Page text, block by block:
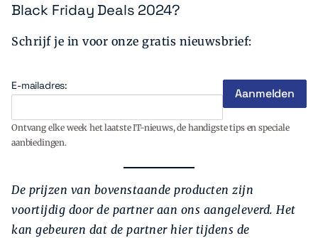
Black Friday Deals 2024?
Schrijf je in voor onze gratis nieuwsbrief:
E-mailadres:
Ontvang elke week het laatste IT-nieuws, de handigste tips en speciale
aanbiedingen.
De prijzen van bovenstaande producten zijn
voortijdig door de partner aan ons aangeleverd. Het
kan gebeuren dat de partner hier tijdens de